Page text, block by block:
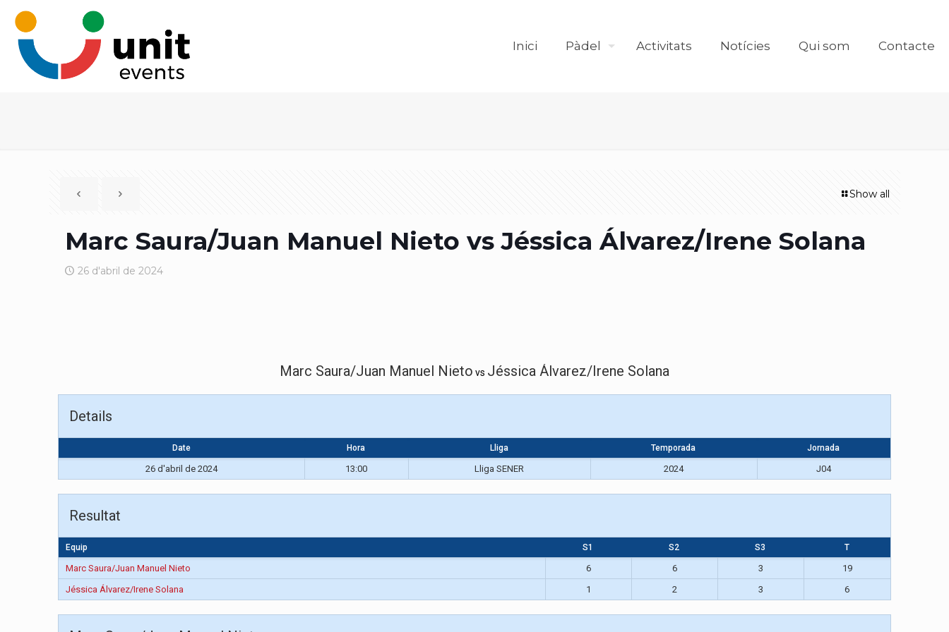
Inici Pàdel Activitats Notícies Qui som Contacte
Show all
Marc Saura/Juan Manuel Nieto vs Jéssica Álvarez/Irene Solana
26 d'abril de 2024
Marc Saura/Juan Manuel Nieto vs Jéssica Álvarez/Irene Solana
Details
Date Hora Lliga Temporada Jornada
26 d'abril de 2024 13:00 Lliga SENER 2024 J04
Resultat
Equip S1 S2 S3 T
Marc Saura/Juan Manuel Nieto 6 6 3
19
Jéssica Álvarez/Irene Solana
1 2 3 6